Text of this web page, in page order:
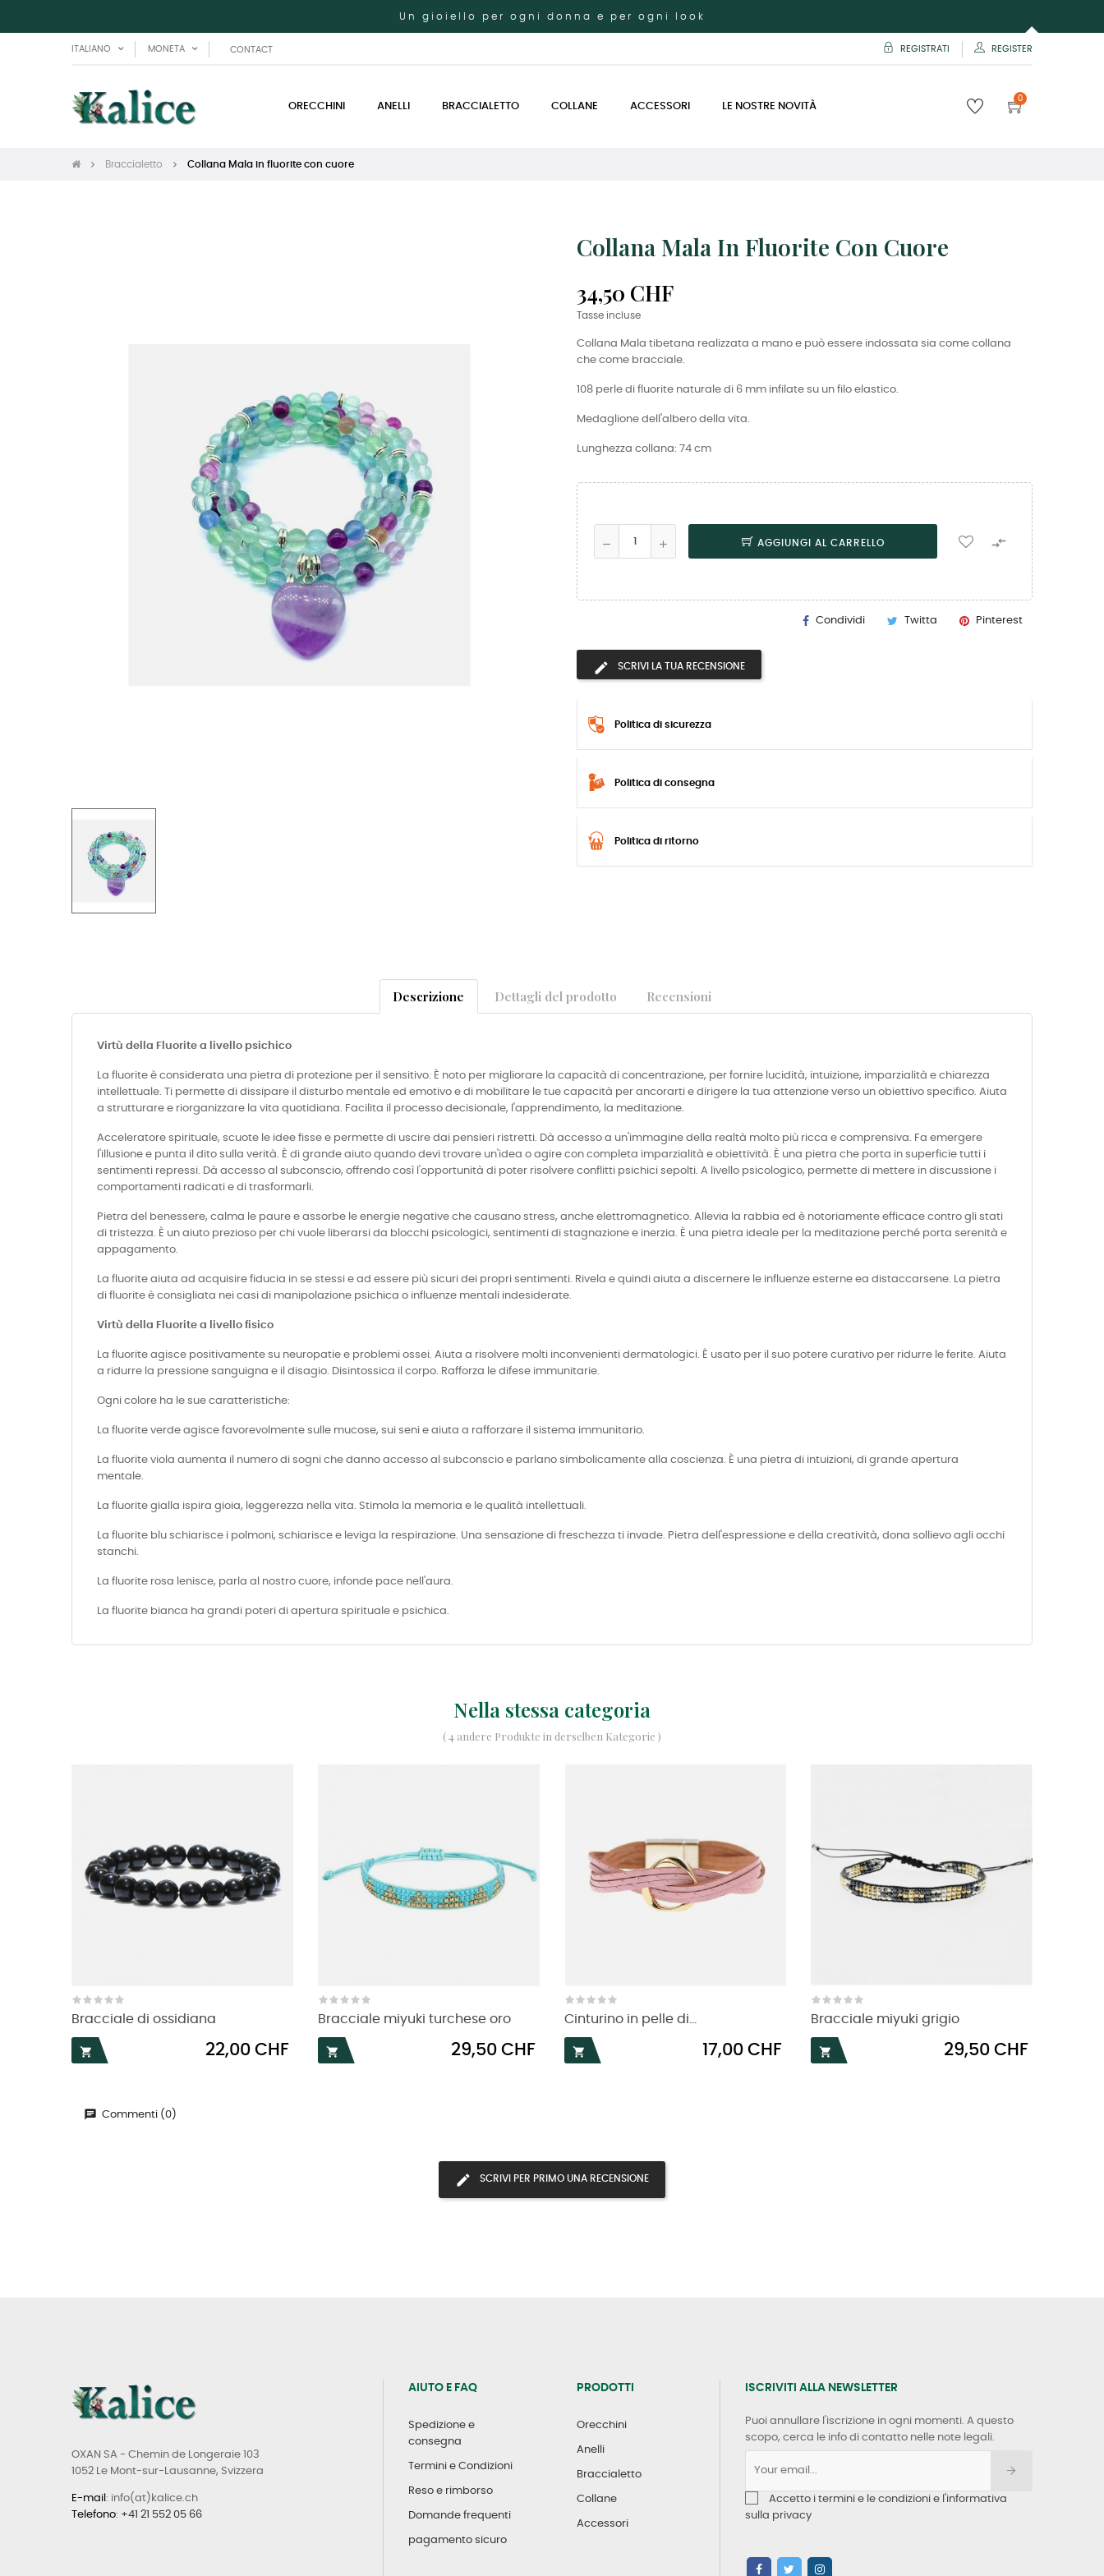
Un gioiello per ogni donna e per ogni look
ITALIANO MONETA CONTACT REGISTRATI REGISTER
ORECCHINI ANELLI BRACCIALETTO COLLANE ACCESSORI LE NOSTRE NOVITÀ
0
Braccialetto Collana Mala in fluorite con cuore
Collana Mala In Fluorite Con Cuore
34,50 CHF
Tasse incluse
Collana Mala tibetana realizzata a mano e può essere indossata sia come collana
che come bracciale.
108 perle di fluorite naturale di 6 mm infilate su un filo elastico.
Medaglione dell'albero della vita.
Lunghezza collana: 74 cm
AGGIUNGI AL CARRELLO 
Condividi Twitta Pinterest
SCRIVI LA TUA RECENSIONE
Politica di sicurezza
Politica di consegna
Politica di ritorno
Descrizione Dettagli del prodotto Recensioni
Virtù della Fluorite a livello psichico
La fluorite è considerata una pietra di protezione per il sensitivo. È noto per migliorare la capacità di concentrazione, per fornire lucidità, intuizione, imparzialità e chiarezza
intellettuale. Ti permette di dissipare il disturbo mentale ed emotivo e di mobilitare le tue capacità per ancorarti e dirigere la tua attenzione verso un obiettivo specifico. Aiuta
a strutturare e riorganizzare la vita quotidiana. Facilita il processo decisionale, l'apprendimento, la meditazione.
Acceleratore spirituale, scuote le idee fisse e permette di uscire dai pensieri ristretti. Dà accesso a un'immagine della realtà molto più ricca e comprensiva. Fa emergere
l'illusione e punta il dito sulla verità. È di grande aiuto quando devi trovare un'idea o agire con completa imparzialità e obiettività. È una pietra che porta in superficie tutti i
sentimenti repressi. Dà accesso al subconscio, offrendo così l'opportunità di poter risolvere conflitti psichici sepolti. A livello psicologico, permette di mettere in discussione i
comportamenti radicati e di trasformarli.
Pietra del benessere, calma le paure e assorbe le energie negative che causano stress, anche elettromagnetico. Allevia la rabbia ed è notoriamente efficace contro gli stati
di tristezza. È un aiuto prezioso per chi vuole liberarsi da blocchi psicologici, sentimenti di stagnazione e inerzia. È una pietra ideale per la meditazione perché porta serenità e
appagamento.
La fluorite aiuta ad acquisire fiducia in se stessi e ad essere più sicuri dei propri sentimenti. Rivela e quindi aiuta a discernere le influenze esterne ea distaccarsene. La pietra
di fluorite è consigliata nei casi di manipolazione psichica o influenze mentali indesiderate.
Virtù della Fluorite a livello fisico
La fluorite agisce positivamente su neuropatie e problemi ossei. Aiuta a risolvere molti inconvenienti dermatologici. È usato per il suo potere curativo per ridurre le ferite. Aiuta
a ridurre la pressione sanguigna e il disagio. Disintossica il corpo. Rafforza le difese immunitarie.
Ogni colore ha le sue caratteristiche:
La fluorite verde agisce favorevolmente sulle mucose, sui seni e aiuta a rafforzare il sistema immunitario.
La fluorite viola aumenta il numero di sogni che danno accesso al subconscio e parlano simbolicamente alla coscienza. È una pietra di intuizioni, di grande apertura
mentale.
La fluorite gialla ispira gioia, leggerezza nella vita. Stimola la memoria e le qualità intellettuali.
La fluorite blu schiarisce i polmoni, schiarisce e leviga la respirazione. Una sensazione di freschezza ti invade. Pietra dell'espressione e della creatività, dona sollievo agli occhi
stanchi.
La fluorite rosa lenisce, parla al nostro cuore, infonde pace nell'aura.
La fluorite bianca ha grandi poteri di apertura spirituale e psichica.
Nella stessa categoria
( 4 andere Produkte in derselben Kategorie )
Bracciale di ossidiana

Prezzo
22,00 CHF
Bracciale miyuki turchese oro

Prezzo
29,50 CHF
Cinturino in pelle di...

Prezzo
17,00 CHF
Bracciale miyuki grigio

Prezzo
29,50 CHF
Commenti (0)
SCRIVI PER PRIMO UNA RECENSIONE
OXAN SA - Chemin de Longeraie 103
1052 Le Mont-sur-Lausanne, Svizzera
E-mail : info(at)kalice.ch
Telefono: +41 21 552 05 66
AIUTO E FAQ
Spedizione e
consegna
Termini e Condizioni
Reso e rimborso
Domande frequenti
pagamento sicuro
PRODOTTI
Orecchini
Anelli
Braccialetto
Collane
Accessori
ISCRIVITI ALLA NEWSLETTER
Puoi annullare l'iscrizione in ogni momenti. A questo
scopo, cerca le info di contatto nelle note legali.
Accetto i termini e le condizioni e l'informativa
sulla privacy